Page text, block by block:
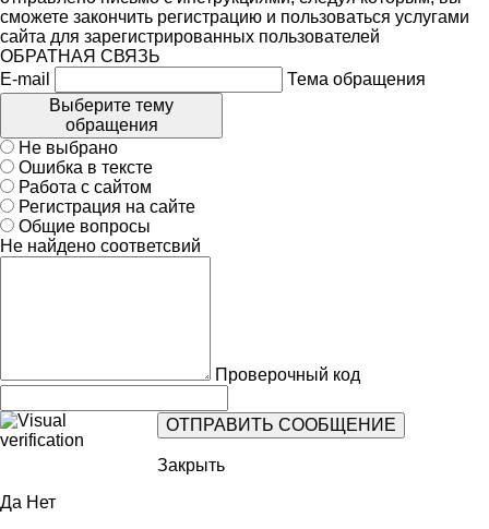
сможете закончить регистрацию и пользоваться услугами
сайта для зарегистрированных пользователей
ОБРАТНАЯ СВЯЗЬ
E-mail
Тема обращения
Выберите тему
обращения
Не выбрано
Ошибка в тексте
Работа с сайтом
Регистрация на сайте
Общие вопросы
Не найдено соответсвий
Проверочный код
Закрыть
Да Нет